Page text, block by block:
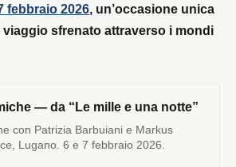
febbraio 2026, un’occasione unica
sfrenato attraverso i mondi
— da “Le mille e una notte”
con Patrizia Barbuiani e Markus
Lugano. 6 e 7 febbraio 2026.